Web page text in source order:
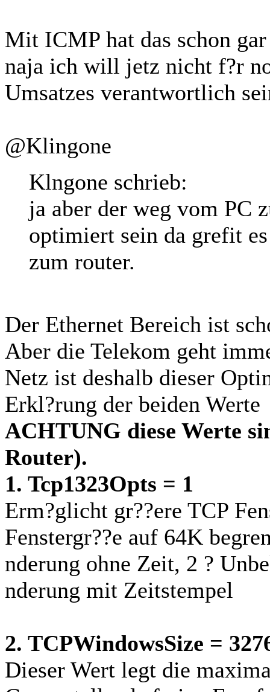
Mit ICMP hat das schon
naja ich will jetz nicht f?r
Umsatzes verantwortlich
@Klingone
Klngone schrieb:
ja aber der weg vom PC
optimiert sein da grefit
zum router.
Der Ethernet Bereich ist
Aber die Telekom geht
Netz ist deshalb dieser
Erkl?rung der beiden Werte
ACHTUNG diese Werte
Router).
1. Tcp1323Opts = 1
Erm?glicht gr??ere TCP
Fenstergr??e auf 64K
nderung ohne Zeit, 2 ?
nderung mit Zeitstempel
2. TCPWindowsSize =
Dieser Wert legt die